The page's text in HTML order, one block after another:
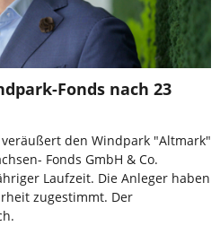
Fonds nach 23
den Windpark "Altmark"
Fonds GmbH & Co.
Laufzeit. Die Anleger haben
zugestimmt. Der